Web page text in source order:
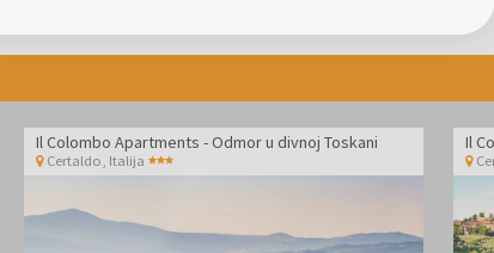
Il Colombo Apartments - Odmor u divnoj Toskani
Certaldo Italija
Il